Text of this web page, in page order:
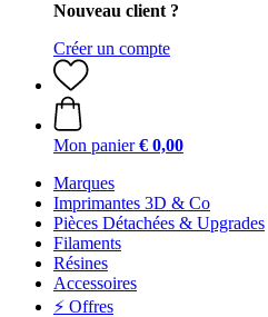
Nouveau client ?
Créer un compte
Mon panier € 0,00
Marques
Imprimantes 3D & Co
Pièces Détachées & Upgrades
Filaments
Résines
Accessoires
⚡ Offres